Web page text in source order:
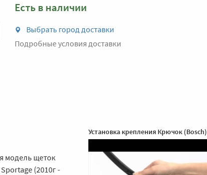
Есть в наличии
Выбрать город доставки
Подробные условия доставки
Установка крепления Крючок (Bosch)
модель щеток
(2010г -